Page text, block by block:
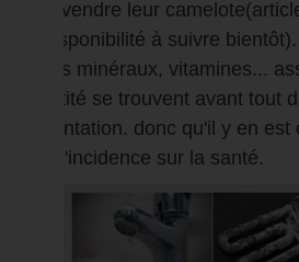
pour vendre leur
biodisponibilité à suivre
autres minéraux, vitamines...
quantité se trouvent avant tout
alimentation. donc qu'il y en
pas d'incidence sur la santé.